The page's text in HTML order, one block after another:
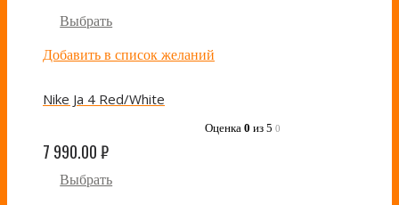
Выбрать
Добавить в список желаний
Nike Ja 4 Red/White
Оценка 0 из 5 0
7 990.00₽
Выбрать